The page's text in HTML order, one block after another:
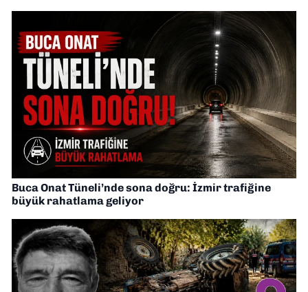
Buca Onat Tüneli’nde sona doğru: İzmir trafiğine
büyük rahatlama geliyor